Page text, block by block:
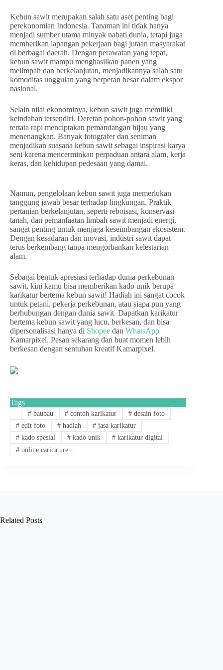
Kebun sawit merupakan salah satu aset penting bagi
perekonomian Indonesia. Tanaman ini tidak hanya
menjadi sumber utama minyak nabati dunia, tetapi juga
memberikan lapangan pekerjaan bagi jutaan masyarakat
di berbagai daerah. Dengan perawatan yang tepat,
kebun sawit mampu menghasilkan panen yang
melimpah dan berkelanjutan, menjadikannya salah satu
komoditas unggulan yang berperan besar dalam ekspor
nasional.
Selain nilai ekonominya, kebun sawit juga memiliki
keindahan tersendiri. Deretan pohon-pohon sawit yang
tertata rapi menciptakan pemandangan hijau yang
menenangkan. Banyak fotografer dan seniman
menjadikan suasana kebun sawit sebagai inspirasi karya
seni karena mencerminkan perpaduan antara alam, kerja
keras, dan kehidupan pedesaan yang damai.
Namun, pengelolaan kebun sawit juga memerlukan
tanggung jawab besar terhadap lingkungan. Praktik
pertanian berkelanjutan, seperti reboisasi, konservasi
tanah, dan pemanfaatan limbah sawit menjadi energi,
sangat penting untuk menjaga keseimbangan ekosistem.
Dengan kesadaran dan inovasi, industri sawit dapat
terus berkembang tanpa mengorbankan kelestarian
alam.
Sebagai bentuk apresiasi terhadap dunia perkebunan
sawit, kini kamu bisa memberikan kado unik berupa
karikatur bertema kebun sawit! Hadiah ini sangat cocok
untuk petani, pekerja perkebunan, atau siapa pun yang
berhubungan dengan dunia sawit. Dapatkan karikatur
bertema kebun sawit yang lucu, berkesan, dan bisa
dipersonalisasi hanya di Shopee dan WhatsApp
Kamarpixel. Pesan sekarang dan buat momen lebih
berkesan dengan sentuhan kreatif Kamarpixel.
Tags
#baubau # contoh karikatur # desain foto
#edit foto #hadiah # jasa karikatur
#kado spesial #kado unik # karikatur digital
#online caricature
Related Posts